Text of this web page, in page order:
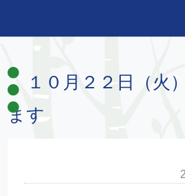
１０月２２日（火
ます